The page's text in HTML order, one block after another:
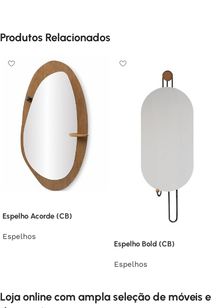
Produtos Relacionados
Espelho Acorde (CB)
Espelhos
Espelho Bold (CB)
Espelhos
Loja online com ampla seleção de móveis e